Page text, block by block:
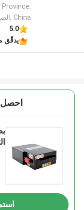
China ,الصين
5.0
يدقّق